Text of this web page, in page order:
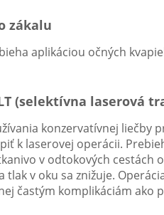
zákalu
aplikáciou očných
(selektívna laserová
konzervatívnej liečby
k laserovej operácii.
v odtokových cestách
v oku sa znižuje.
častým komplikáciám ako